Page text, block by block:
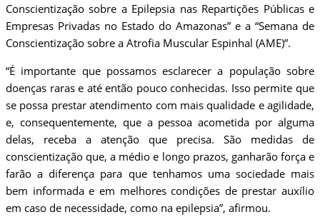
Conscientização sobre a Epilepsia nas Repartições Públicas e
Empresas Privadas no Estado do Amazonas” e a “Semana de
Conscientização sobre a Atrofia Muscular Espinhal (AME)”.
“É importante que possamos esclarecer a população sobre
doenças raras e até então pouco conhecidas. Isso permite que
se possa prestar atendimento com mais qualidade e agilidade,
e, consequentemente, que a pessoa acometida por alguma
delas, receba a atenção que precisa. São medidas de
conscientização que, a médio e longo prazos, ganharão força e
farão a diferença para que tenhamos uma sociedade mais
bem informada e em melhores condições de prestar auxílio
em caso de necessidade, como na epilepsia”, afirmou.